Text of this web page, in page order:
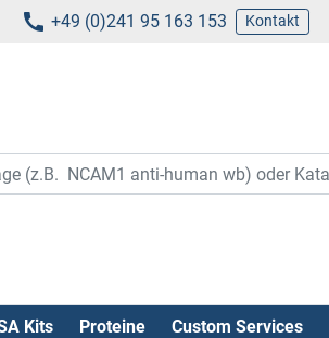
+49 (0)241 95 163 153 Kontakt
Kits Proteine Custom Services